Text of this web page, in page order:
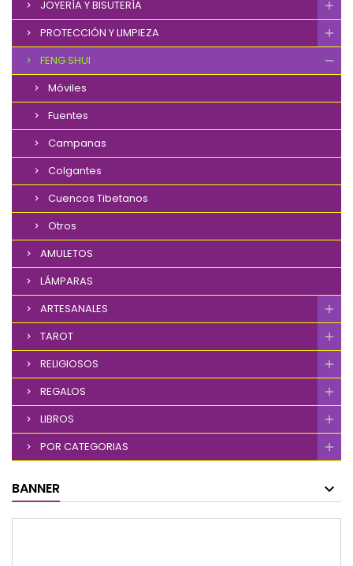
JOYERÍA Y BISUTERÍA
PROTECCIÓN Y LIMPIEZA
FENG SHUI
Móviles
Fuentes
Campanas
Colgantes
Cuencos Tibetanos
Otros
AMULETOS
LÁMPARAS
ARTESANALES
TAROT
RELIGIOSOS
REGALOS
LIBROS
POR CATEGORIAS
BANNER